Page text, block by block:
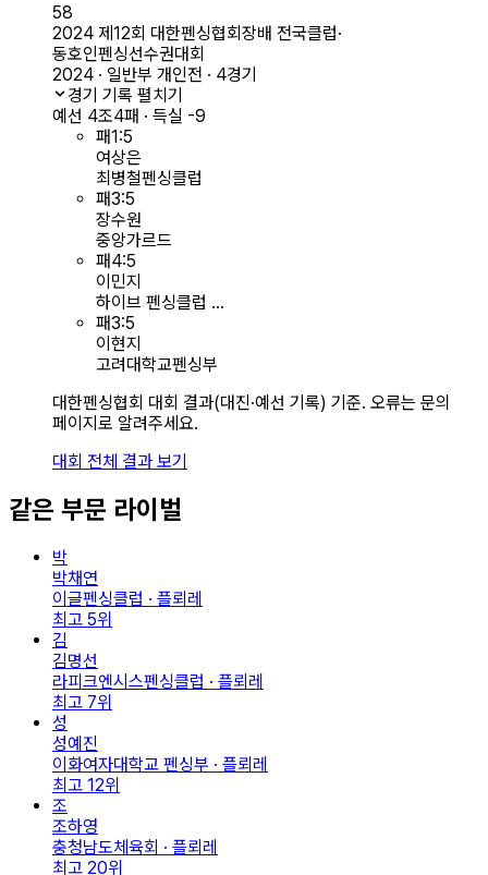
58
2024 제12회 대한펜싱협회장배 전국클럽·
동호인펜싱선수권대회
2024 · 일반부 개인전 · 4경기
경기 기록 펼치기
예선 4조4패 · 득실 -9
패1:5
여상은
최병철펜싱클럽
패3:5
장수원
중앙가르드
패4:5
이민지
하이브 펜싱클럽 ...
패3:5
이현지
고려대학교펜싱부
대한펜싱협회 대회 결과(대진·예선 기록) 기준. 오류는 문의
페이지로 알려주세요.
대회 전체 결과 보기
같은 부문 라이벌
박
박채연
이글펜싱클럽 · 플뢰레
최고 5위
김
김명선
라피크엔시스펜싱클럽 · 플뢰레
최고 7위
성
성예진
이화여자대학교 펜싱부 · 플뢰레
최고 12위
조
조하영
충청남도체육회 · 플뢰레
최고 20위